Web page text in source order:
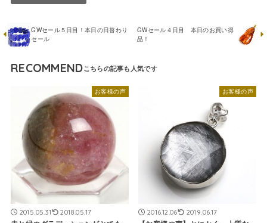
GWセール５日目！本日の日替わり
セール
GWセール４日目 本日のお買い得
品！
RECOMMEND
お客様の声
2015.05.31 2018.05.17
お客様の声
2016.12.06 2019.06.17